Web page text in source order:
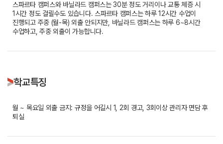
스파르타 캠퍼스와 바닐라드 캠퍼스는 30분 정도 거리이나 교통 체증 시
1시간 정도 걸릴수도 있습니다. 스파르타 캠퍼스는 하루 12시간 수업이
진행되고 주중 (월-목) 외출 안되지만, 바닐라드 캠퍼스는 하루 6~8시간
수업하고, 주중 외출이 가능합니다.
학교특징
월 ~ 목요일 외출 금지: 규정을 어길시 1, 2회 경고, 3회이상 관리자 면담 후
퇴실